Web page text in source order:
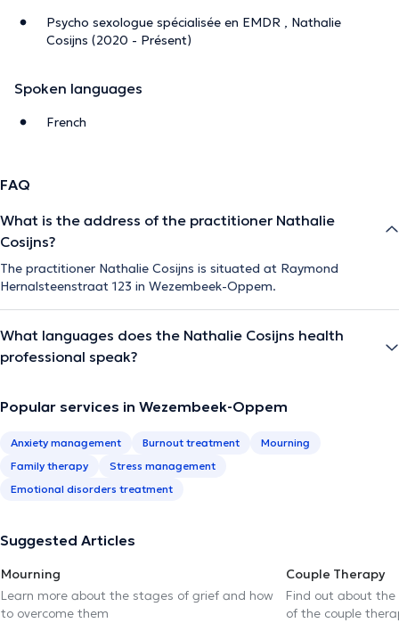
Psycho sexologue spécialisée en EMDR , Nathalie
Cosijns (2020 - Présent)
Spoken languages
French
FAQ
What is the address of the practitioner Nathalie
Cosijns?
The practitioner Nathalie Cosijns is situated at Raymond
Hernalsteenstraat 123 in Wezembeek-Oppem.
What languages does the Nathalie Cosijns health
professional speak?
Popular services in Wezembeek-Oppem
Anxiety management Burnout treatment
Mourning
Family therapy
Stress management
Emotional disorders treatment
Suggested Articles
Mourning
Learn more about the stages of grief and how
to overcome them
Couple Therapy
Find out about the
of the couple